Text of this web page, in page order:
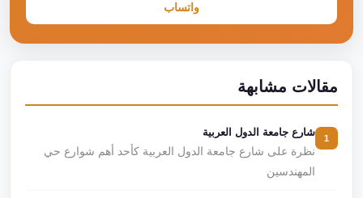
واتساب
مقالات مشابهة
شارع جامعة الدول العربية
نظرة على شارع جامعة الدول العربية كأحد أهم شوارع حي
المهندسين